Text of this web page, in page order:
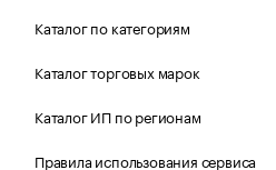
Каталог по категориям
Каталог торговых марок
Каталог ИП по регионам
Правила использования сервиса